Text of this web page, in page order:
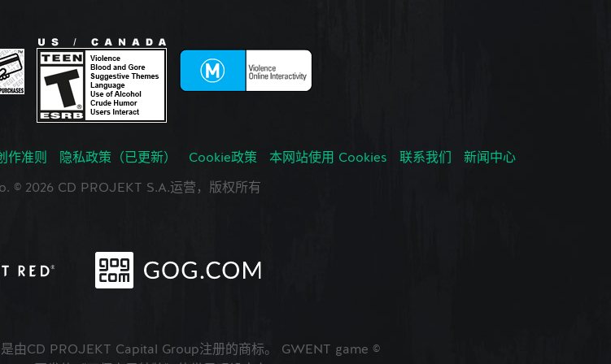
作准则 隐私政策（已更新） Cookie政策 本网站使用 Cookies 联系我们 新闻中心
© 2026 CD PROJEKT S.A.运营，版权所有
由CD PROJEKT Capital Group注册的商标。 GWENT game ©